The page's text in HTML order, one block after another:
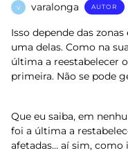
V varalonga AUTOR
Isso depende das
uma delas. Como na
última a reestabelecer
primeira. Não se pode
Que eu saiba, em
foi a última a
afetadas… aí sim, como